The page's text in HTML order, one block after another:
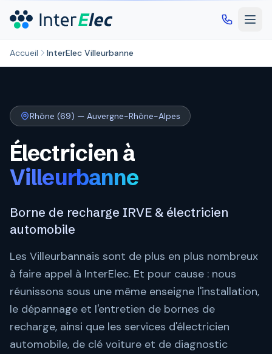
Accueil InterElec Villeurbanne
Rhône (69) — Auvergne-Rhône-Alpes
Électricien à
Villeurbanne
Borne de recharge IRVE & électricien
automobile
Les Villeurbannais sont de plus en plus nombreux
à faire appel à InterElec. Et pour cause : nous
réunissons sous une même enseigne l'installation,
le dépannage et l'entretien de bornes de
recharge, ainsi que les services d'électricien
automobile, de clé voiture et de diagnostic